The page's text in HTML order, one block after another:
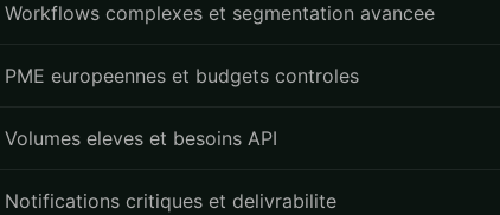
Workflows complexes et segmentation avancee
PME europeennes et budgets controles
Volumes eleves et besoins API
Notifications critiques et delivrabilite